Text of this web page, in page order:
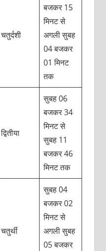
चतुर्दशी
बजकर 15
मिनट से
अगली सुबह
04 बजकर
01 मिनट
तक
द्वितीया
सुबह 06
बजकर 34
मिनट से
सुबह 11
बजकर 46
मिनट तक
चतुर्थी
सुबह 04
बजकर 02
मिनट से
अगली सुबह
05 बजकर